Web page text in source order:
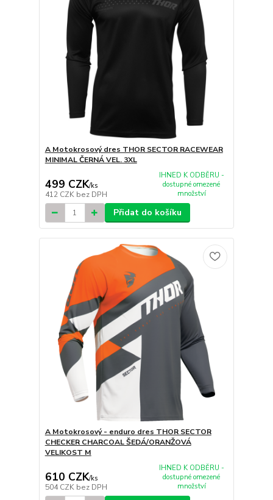
A Motokrosový dres THOR SECTOR RACEWEAR
MINIMAL ČERNÁ VEL. 3XL
499 CZK/ks
412 CZK bez DPH
IHNED K ODBĚRU -
dostupné omezené
množství
Přidat do košíku
A Motokrosový - enduro dres THOR SECTOR
CHECKER CHARCOAL ŠEDÁ/ORANŽOVÁ
VELIKOST M
610 CZK/ks
504 CZK bez DPH
IHNED K ODBĚRU -
dostupné omezené
množství